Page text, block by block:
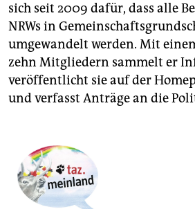
sich seit 2009 dafür, dass alle
NRWs in
umgewandelt werden. Mit
zehn Mitgliedern sammelt er
veröffentlicht sie auf der
und verfasst Anträge an die